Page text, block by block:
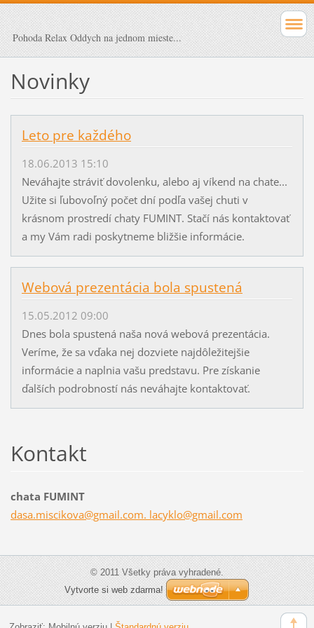
Pohoda Relax Oddych na jednom mieste...
Novinky
Leto pre každého
18.06.2013 15:10
Neváhajte stráviť dovolenku, alebo aj víkend na chate...
Užite si ľubovoľný počet dní podľa vašej chuti v
krásnom prostredí chaty FUMINT. Stačí nás kontaktovať
a my Vám radi poskytneme bližšie informácie.
Webová prezentácia bola spustená
15.05.2012 09:00
Dnes bola spustená naša nová webová prezentácia.
Veríme, že sa vďaka nej dozviete najdôležitejšie
informácie a naplnia vašu predstavu. Pre získanie
ďalších podrobností nás neváhajte kontaktovať.
Kontakt
chata FUMINT
dasa.miscikova@gmail.com. lacyklo@gmail.com
© 2011 Všetky práva vyhradené.
Vytvorte si web zdarma!